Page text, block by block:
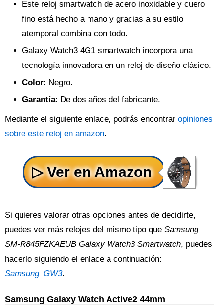
Este reloj smartwatch de acero inoxidable y cuero
fino está hecho a mano y gracias a su estilo
atemporal combina con todo.
Galaxy Watch3 4G1 smartwatch incorpora una
tecnología innovadora en un reloj de diseño clásico.
Color: Negro.
Garantía: De dos años del fabricante.
Mediante el siguiente enlace, podrás encontrar opiniones
sobre este reloj en amazon.
Si quieres valorar otras opciones antes de decidirte,
puedes ver más relojes del mismo tipo que Samsung
SM-R845FZKAEUB Galaxy Watch3 Smartwatch, puedes
hacerlo siguiendo el enlace a continuación:
Samsung_GW3.
Samsung Galaxy Watch Active2 44mm